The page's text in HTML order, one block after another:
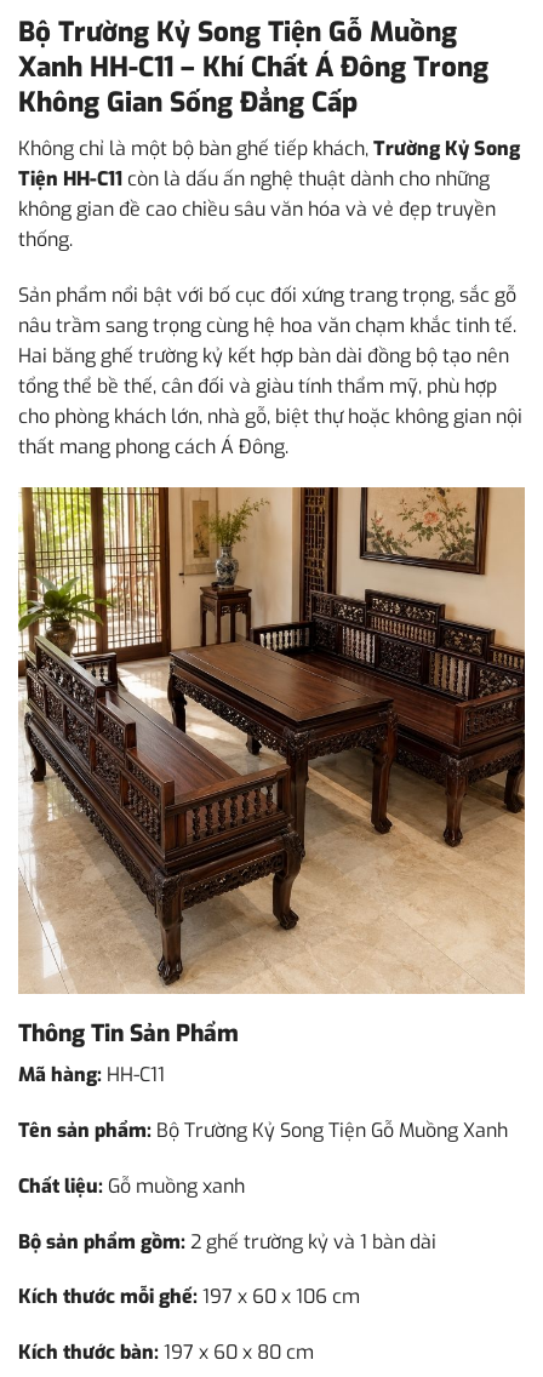
Bộ Trường Kỷ Song Tiện Gỗ Muồng
Xanh HH-C11 – Khí Chất Á Đông Trong
Không Gian Sống Đẳng Cấp
Không chỉ là một bộ bàn ghế tiếp khách,Trường Kỷ Song
Tiện HH-C11 còn là dấu ấn nghệ thuật dành cho những
không gian đề cao chiều sâu văn hóa và vẻ đẹp truyền
thống.
Sản phẩm nổi bật với bố cục đối xứng trang trọng, sắc gỗ
nâu trầm sang trọng cùng hệ hoa văn chạm khắc tinh tế.
Hai băng ghế trường kỷ kết hợp bàn dài đồng bộ tạo nên
tổng thể bề thế, cân đối và giàu tính thẩm mỹ, phù hợp
cho phòng khách lớn, nhà gỗ, biệt thự hoặc không gian nội
thất mang phong cách Á Đông.
Thông Tin Sản Phẩm
Mã hàng: HH-C11
Tên sản phẩm: Bộ Trường Kỷ Song Tiện Gỗ Muồng Xanh
Chất liệu: Gỗ muồng xanh
Bộ sản phẩm gồm:2 ghế trường kỷ và 1 bàn dài
Kích thước mỗi ghế:197 x 60 x 106 cm
Kích thước bàn:197 x 60 x 80 cm